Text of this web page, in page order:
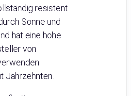
resistent
Sonne und
hat eine hohe
von
Jahrzehnten.